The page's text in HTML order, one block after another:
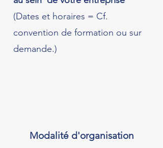
(Dates et horaires = Cf.
convention de formation ou sur
demande.)
Modalité d'organisation